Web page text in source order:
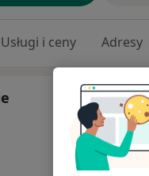
Usługi i ceny Adresy